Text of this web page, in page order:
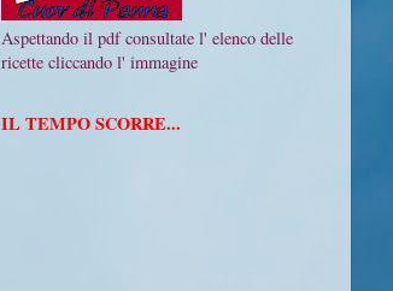
Aspettando il pdf consultate l' elenco delle
ricette cliccando l' immagine
IL TEMPO SCORRE...